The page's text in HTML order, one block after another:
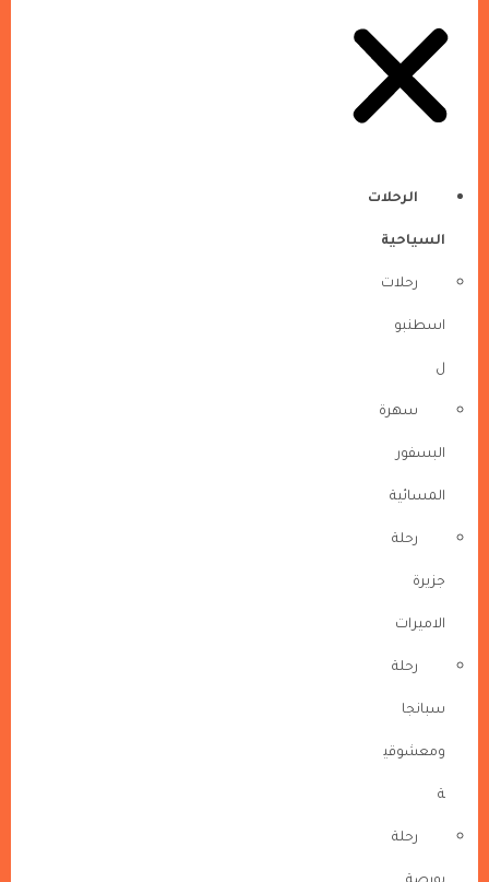
الرحلات
السياحية
رحلات
اسطنبو
ل
سهرة
البسفور
المسائية
رحلة
جزيرة
الاميرات
رحلة
سبانجا
ومعشوقي
ة
رحلة